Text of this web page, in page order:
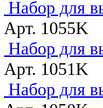
Набор для
Арт. 1055K
Набор для
Арт. 1051K
Набор для